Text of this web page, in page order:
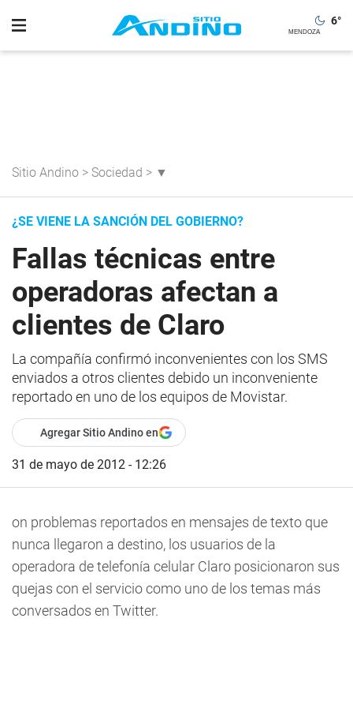
6°
Sitio Andino > Sociedad > ▼
¿SE VIENE LA SANCIÓN DEL GOBIERNO?
Fallas técnicas entre
operadoras afectan a
clientes de Claro
La compañía confirmó inconvenientes con los SMS
enviados a otros clientes debido un inconveniente
reportado en uno de los equipos de Movistar.
Agregar Sitio Andino en
31 de mayo de 2012 - 12:26
on problemas reportados en mensajes de texto que
nunca llegaron a destino, los usuarios de la
operadora de telefonía celular Claro posicionaron sus
quejas con el servicio como uno de los temas más
conversados en Twitter.